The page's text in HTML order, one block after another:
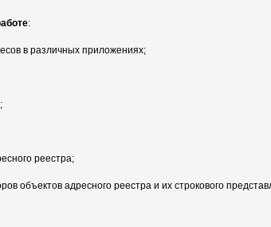
:
в различных приложениях;
реестра;
объектов адресного реестра и их строкового